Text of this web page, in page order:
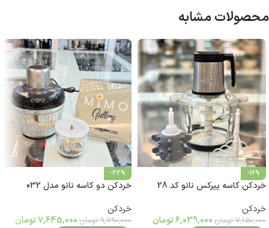
محصولات مشابه
-16%
خردکن کاسه پیرکس نانو کد 28
خردکن
7,150,000 تومان 6,039,000تومان
-22%
خردکن دو کاسه نانو مدل 032
خردکن
9,790,000 تومان 7,645,000تومان